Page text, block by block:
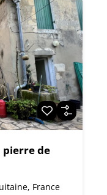
pierre de
France